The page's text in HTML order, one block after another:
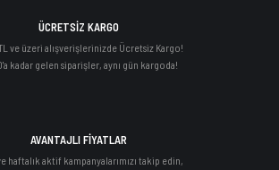
ÜCRETSİZ KARGO
ve üzeri alışverişlerinizde Ücretsiz Kargo!
kadar gelen siparişler, aynı gün kargoda!
AVANTAJLI FİYATLAR
haftalık aktif kampanyalarımızı takip edin,